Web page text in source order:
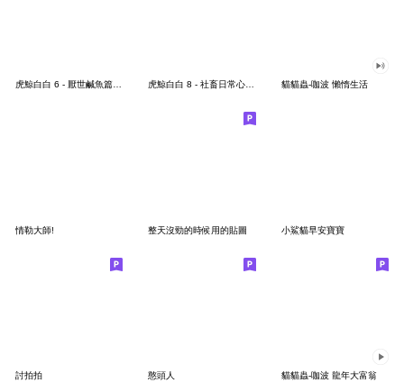
虎鯨白白 6 - 厭世鹹魚篇 (修訂版) 虎鯨白白 8 - 社畜日常心聲篇 貓貓蟲-咖波 懶惰生活
情勒大師! 整天沒勁的時候用的貼圖 小鯊貓早安寶寶
討拍拍 憨頭人 貓貓蟲-咖波 龍年大富翁